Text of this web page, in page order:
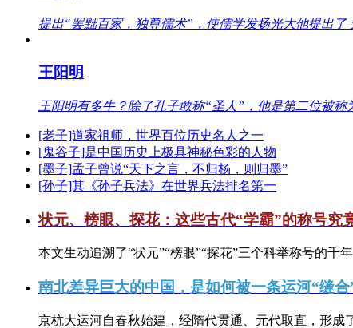
提出“罢黜百家，独尊儒术”，使儒学发扬光大他提出
王阳明
王阳明有多牛？除了孔子敢称“圣人”，他是第二位被称
[老子]道家祖师，世界百位历史名人之一
[鬼谷子]是中国历史上极具神秘色彩的人物
[墨子]孟子曾说“天下之言，不归杨，则归墨”
[孙子]其《孙子兵法》在世界兵法排名第一
状元、榜眼、探花：这些古代“学霸”的称号究
本文生动追溯了“状元”“榜眼”“探花”三个科举称号的千
南北差异巨大的中国，是如何被一条运河“缝合
京杭大运河自春秋始建，经隋代贯通、元代取直，形成